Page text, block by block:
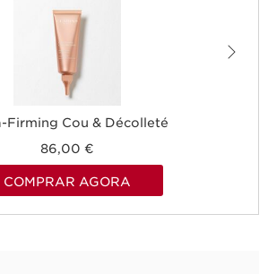
Firming Cou & Décolleté
86,00 €
COMPRAR AGORA